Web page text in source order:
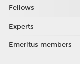
Fellows
Experts
Emeritus members